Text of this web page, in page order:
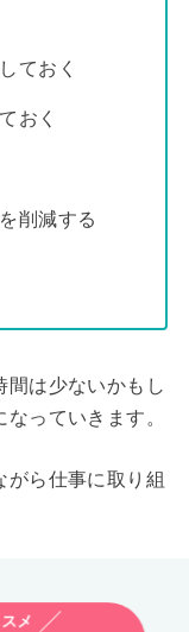
ておく
おく
削減する
間は少ないかもし
っていきます。
がら仕事に取り組
メ